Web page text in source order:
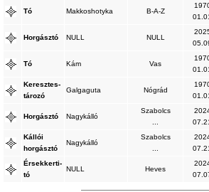
Tó Makkoshotyka B-A-Z
Horgásztó NULL NULL
Tó Kám Vas
Keresztes-
tározó
Galgaguta Nógrád
Horgásztó Nagykálló
Szabolcs
Kállói
horgásztó
Nagykálló
Szabolcs
Érsekkerti-
tó
NULL Heves